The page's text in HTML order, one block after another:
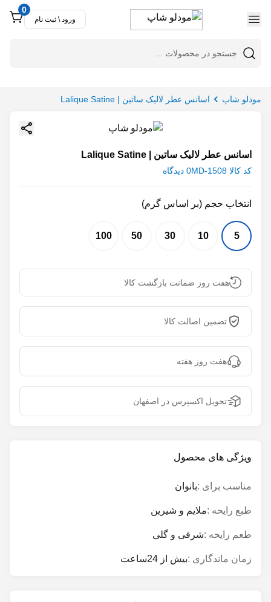
ورود \ ثبت نام
0
اسانس عطر لالیک ساتین | Lalique Satine
کد کالا MD-1508 0 دیدگاه
هفت روز ضمانت بازگشت کالا
تضمین اصالت کالا
هفت روز هفته
تحویل اکسپرس در اصفهان